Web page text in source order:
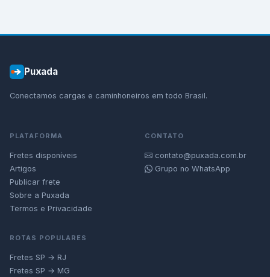
Puxada
Conectamos cargas e caminhoneiros em todo Brasil.
PLATAFORMA
Fretes disponíveis
Artigos
Publicar frete
Sobre a Puxada
Termos e Privacidade
CONTATO
contato@puxada.com.br
Grupo no WhatsApp
ROTAS POPULARES
Fretes SP → RJ
Fretes SP → MG